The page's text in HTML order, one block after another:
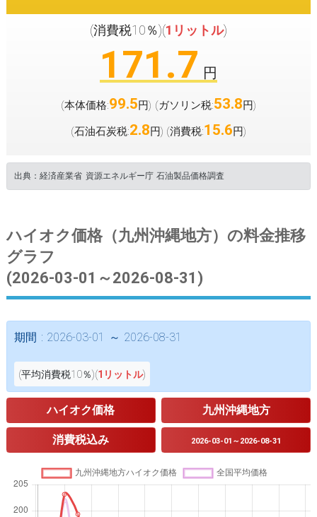
(消費税10％)(1リットル)
171.7 円
(本体価格:99.5円) (ガソリン税:53.8円)
(石油石炭税:2.8円) (消費税:15.6円)
出典：経済産業省 資源エネルギー庁 石油製品価格調査
ハイオク価格（九州沖縄地方）の料金推移
グラフ
(2026-03-01～2026-08-31)
期間 : 2026-03-01 ～ 2026-08-31
(平均消費税10％)(1リットル)
ハイオク価格 九州沖縄地方
消費税込み 2026-03-01～2026-08-31